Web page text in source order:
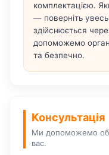
комплектацією.
— поверніть
здійснюється
допоможемо
та безпечно.
Консультація
Ми допоможемо
вас.